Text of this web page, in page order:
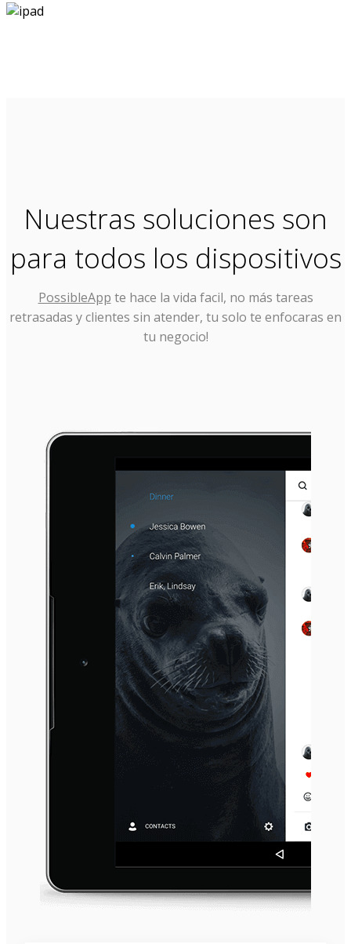
Nuestras soluciones son
para todos los dispositivos
PossibleApp te hace la vida facil, no más tareas
retrasadas y clientes sin atender, tu solo te enfocaras en
tu negocio!